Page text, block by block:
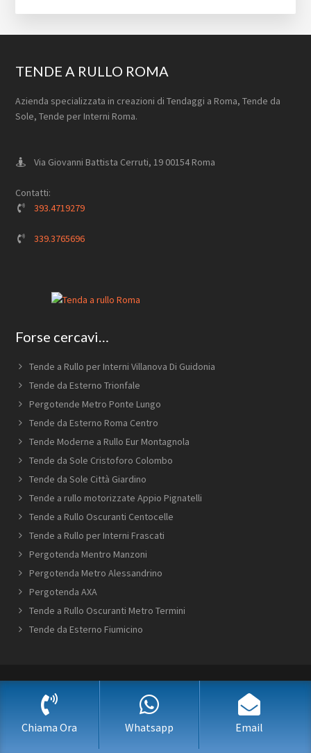
Footer
TENDE A RULLO ROMA
Azienda specializzata in creazioni di Tendaggi a Roma, Tende da
Sole, Tende per Interni Roma.
Via Giovanni Battista Cerruti, 19 00154 Roma
Contatti:
393.4719279
339.3765696
Forse cercavi…
Tende a Rullo per Interni Villanova Di Guidonia
Tende da Esterno Trionfale
Pergotende Metro Ponte Lungo
Tende da Esterno Roma Centro
Tende Moderne a Rullo Eur Montagnola
Tende da Sole Cristoforo Colombo
Tende da Sole Città Giardino
Tende a rullo motorizzate Appio Pignatelli
Tende a Rullo Oscuranti Centocelle
Tende a Rullo per Interni Frascati
Pergotenda Mentro Manzoni
Pergotenda Metro Alessandrino
Pergotenda AXA
Tende a Rullo Oscuranti Metro Termini
Tende da Esterno Fiumicino
Copyright © 2017-2018 TENDE A RULLO ROMA
Informativa sulla Privacy Richiesta Cancellazione Dati|Mappa del
sito|Accedi
Realizzazione Siti Internet -Posizionamento siti web ROMA
Solution Group Communication
Chiama Ora Whatsapp Email